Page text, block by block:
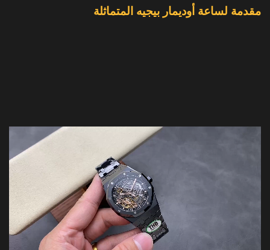
مقدمة لساعة أوديمار بيجيه المتماثلة